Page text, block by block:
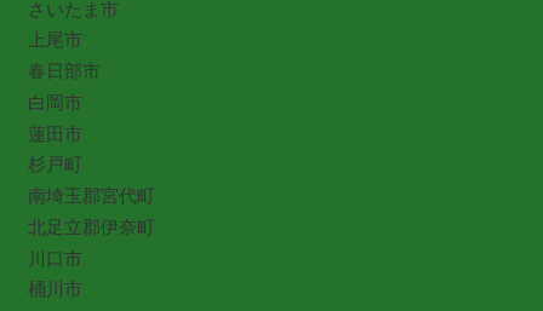
さいたま市
上尾市
春日部市
白岡市
蓮田市
杉戸町
南埼玉郡宮代町
北足立郡伊奈町
川口市
桶川市